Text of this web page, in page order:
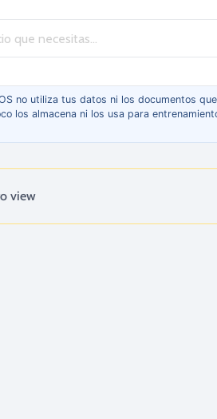
no utiliza tus datos ni los documentos
los almacena ni los usa para
view